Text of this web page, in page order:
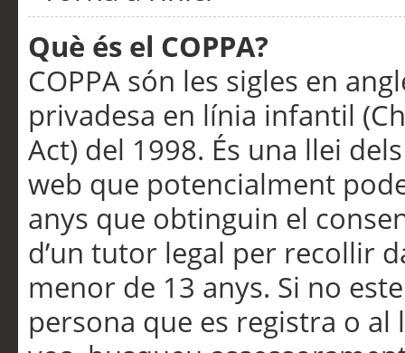
Què és el COPPA?
COPPA són les sigles en
privadesa en línia infantil
Act) del 1998. És una llei
web que potencialment
anys que obtinguin el
d’un tutor legal per recollir
menor de 13 anys. Si no
persona que es registra o